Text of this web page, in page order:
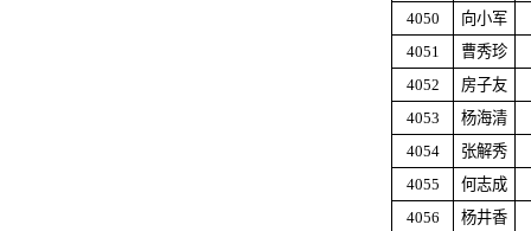
4050
向小军
4051
曹秀珍
4052
房子友
4053
杨海清
4054
张解秀
4055
何志成
4056
杨井香